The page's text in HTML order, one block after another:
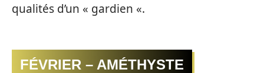
qualités d’un « gardien «.
FÉVRIER – AMÉTHYSTE